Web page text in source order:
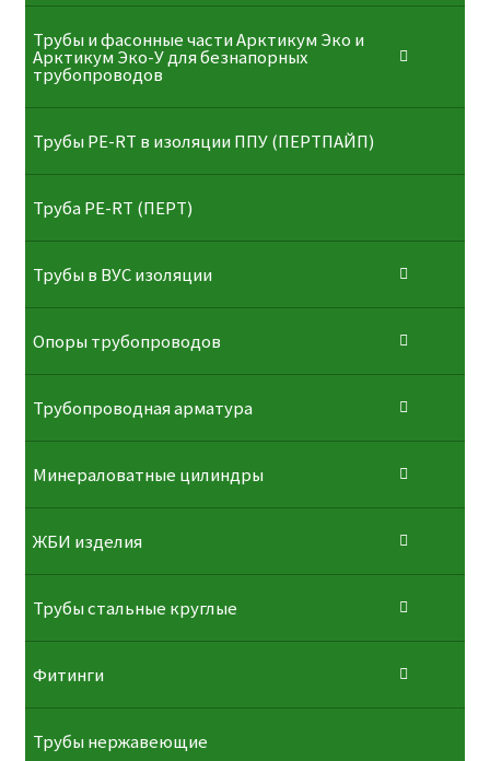
Трубы и фасонные части Арктикум Эко и
Арктикум Эко-У для безнапорных
трубопроводов
Трубы PE-RT в изоляции ППУ (ПЕРТПАЙП)
⁠Трубa PE-RT (ПЕРТ)
Трубы в ВУС изоляции
Опоры трубопроводов
Трубопроводная арматура
Минераловатные цилиндры
ЖБИ изделия
Трубы стальные круглые
Фитинги
Трубы нержавеющие